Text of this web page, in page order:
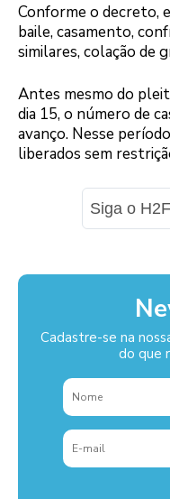
Conforme o decreto,
baile, casamento,
similares, colação de
Antes mesmo do
dia 15, o número de
avanço. Nesse
liberados sem
Siga o
Cadastre-se na
do que